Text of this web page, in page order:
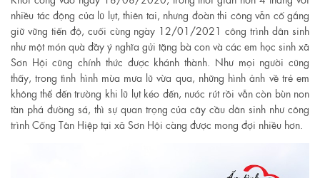
nhiều tác động của lũ lụt, thiên tai, nhưng đoàn thi công vẫn cố gắng
giữ vững tiến độ, cuối cùng ngày 12/01/2021 công trình dân sinh
như một món quà đầy ý nghĩa gửi tặng bà con và các em học sinh xã
Sơn Hội cũng chính thức được khánh thành. Như mọi người cũng
thấy, trong tình hình mùa mưa lũ vừa qua, những hình ảnh về trẻ em
không thể đến trường khi lũ lụt kéo đến, nước rút rồi vẫn còn bùn non
tàn phá đường sá, thì sự quan trọng của cây cầu dân sinh như công
trình Cống Tân Hiệp tại xã Sơn Hội càng được mong đợi nhiều hơn.